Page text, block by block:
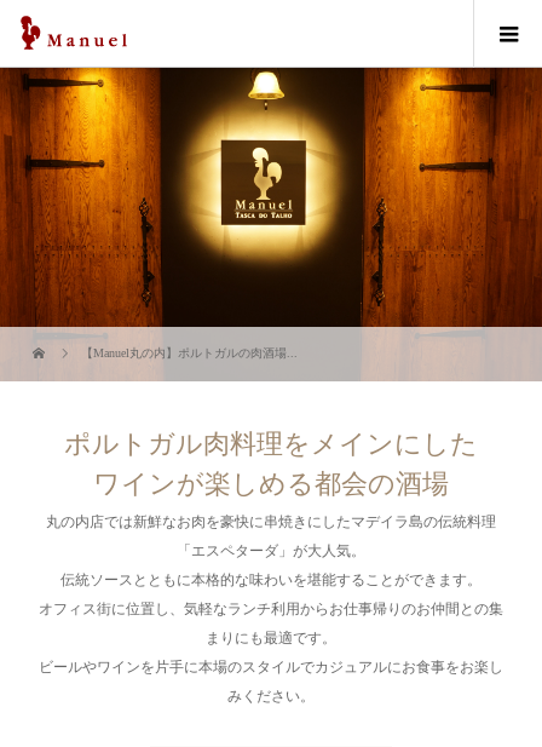
【Manuel丸の内】ポルトガルの肉酒場...
ポルトガル肉料理をメインにした
ワインが楽しめる都会の酒場
丸の内店では新鮮なお肉を豪快に串焼きにしたマデイラ島の伝統料理
「エスペターダ」が大人気。
伝統ソースとともに本格的な味わいを堪能することができます。
オフィス街に位置し、気軽なランチ利用からお仕事帰りのお仲間との集
まりにも最適です。
ビールやワインを片手に本場のスタイルでカジュアルにお食事をお楽し
みください。